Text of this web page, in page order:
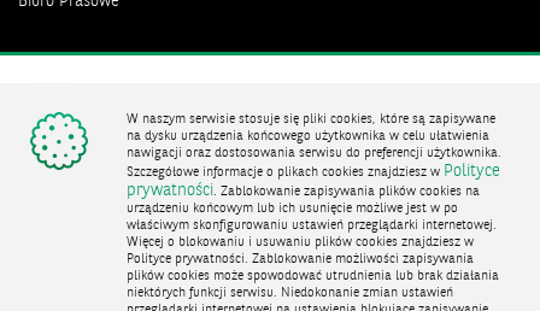
Polityka prywatności Mapa Serwisu Nota prawna
BNP Paribas Bank Polska Spółka Akcyjna z siedzibą w Warszawie przy ul. Kasprzaka 2, 01-211
Warszawa, zarejestrowany w rejestrze przedsiębiorców Krajowego Rejestru Sądowego przez
Sąd Rejonowy dla m. st. Warszawy w Warszawie, XIII Wydział Gospodarczy Krajowego
W naszym serwisie stosuje się pliki cookies, które są zapisywane
na dysku urządzenia końcowego użytkownika w celu ułatwienia
nawigacji oraz dostosowania serwisu do preferencji użytkownika.
Szczegółowe informacje o plikach cookies znajdziesz w Polityce
prywatności. Zablokowanie zapisywania plików cookies na
urządzeniu końcowym lub ich usunięcie możliwe jest w po
właściwym skonfigurowaniu ustawień przeglądarki internetowej.
Więcej o blokowaniu i usuwaniu plików cookies znajdziesz w
Polityce prywatności. Zablokowanie możliwości zapisywania
plików cookies może spowodować utrudnienia lub brak działania
niektórych funkcji serwisu. Niedokonanie zmian ustawień